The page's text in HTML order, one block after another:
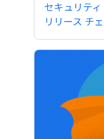
セキュリテ
リリース チ